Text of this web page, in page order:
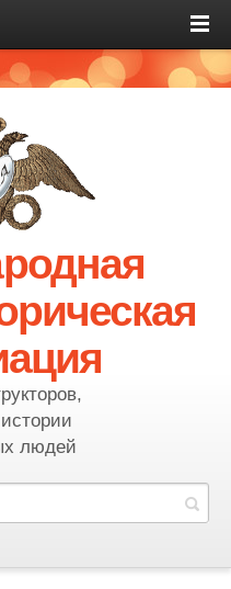
людей